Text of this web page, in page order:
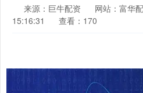
来源：巨牛配资 网站：富华
15:16:31
查看：170